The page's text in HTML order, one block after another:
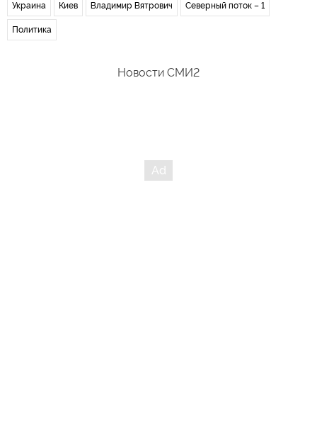
Украина Киев Владимир Вятрович Северный поток – 1
Политика
Новости СМИ2